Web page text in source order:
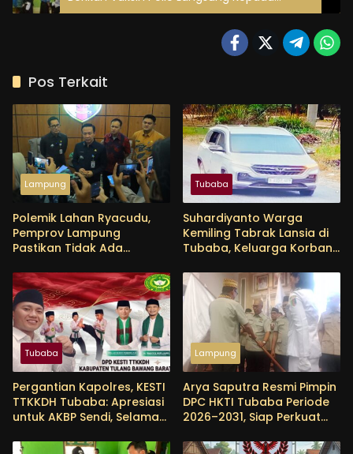
Masyarakat
Pos Terkait
Lampung
Polemik Lahan Ryacudu,
Pemprov Lampung
Pastikan Tidak Ada
Tubaba
Suhardiyanto Warga
Kemiling Tabrak Lansia di
Tubaba, Keluarga Korban
Tubaba
Pergantian Kapolres, KESTI
TTKKDH Tubaba: Apresiasi
untuk AKBP Sendi, Selamat
Himmawan
Lampung
Arya Saputra Resmi Pimpin
DPC HKTI Tubaba Periode
2026–2031, Siap Perkuat